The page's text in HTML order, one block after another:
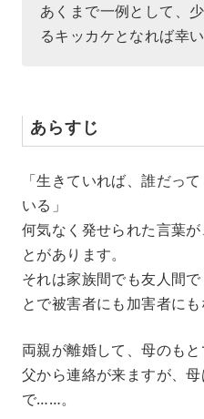
あくまで一例として、
るキッカケとなれば幸い
あらすじ
「生きていれば、誰だっ
いる」
何気なく発せられた言葉
とがあります。
それは家族間でも友人間
とで被害者にも加害者にも
両親が離婚して、母のもと
父から連絡が来ますが、
で……。